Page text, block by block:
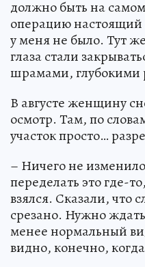
должно быть на
операцию настоящий
у меня не было. Тут
глаза стали
шрамами, глубокими
В августе женщину
осмотр. Там, по
участок просто…
– Ничего не
переделать это где-
взялся. Сказали, что
срезано. Нужно
менее нормальный
видно, конечно,